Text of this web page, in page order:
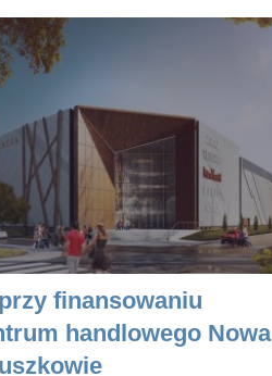
finansowaniu
handlowego Nowa